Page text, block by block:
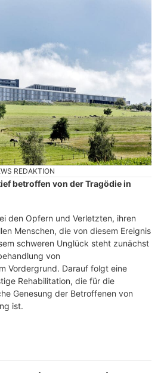
REDAKTION
betroffen von der Tragödie in
den Opfern und Verletzten, ihren
Menschen, die von diesem Ereignis
schweren Unglück steht zunächst
von
Vordergrund. Darauf folgt eine
Rehabilitation, die für die
Genesung der Betroffenen von
ist.